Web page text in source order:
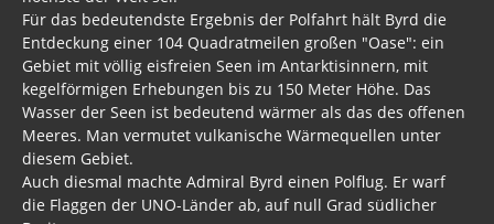
Für das bedeutendste Ergebnis der Polfahrt hält Byrd die
Entdeckung einer 104 Quadratmeilen großen "Oase": ein
Gebiet mit völlig eisfreien Seen im Antarktisinnern, mit
kegelförmigen Erhebungen bis zu 150 Meter Höhe. Das
Wasser der Seen ist bedeutend wärmer als das des offenen
Meeres. Man vermutet vulkanische Wärmequellen unter
diesem Gebiet.
Auch diesmal machte Admiral Byrd einen Polflug. Er warf
die Flaggen der UNO-Länder ab, auf null Grad südlicher